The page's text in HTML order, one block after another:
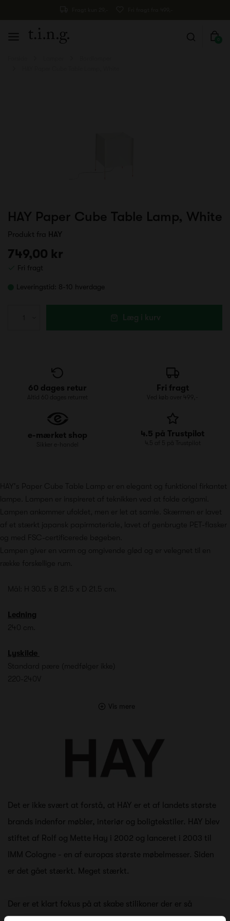
0
HAY Paper Cube Table Lamp, White
Produkt fra HAY
749,00 kr
Fri fragt
Leveringstid: 8-10 hverdage
Læg i kurv
60 dages retur
Altid 60 dages returret
Fri fragt
Ved køb over 499,-
e-mærket shop
Sikker e-handel
4.5 på Trustpilot
4.5 af 5 på Trustpilot
HAY's Paper Cube Table Lamp er en elegant og funktionel firkantet
lampe. Lampen er inspireret af teknikken ved at folde origami.
Lampen ankommer ufoldet, men er let at samle. Skærmen er lavet
af et stærkt japansk papirmateriale, lavet af genbrugte PET-flasker
og med FSC-certificerede bøgeben.
Lampen giver en varm og omgivende glød og er velegnet til en
række forskellige rum.
Mål: H 30.5 x B 21.5 x D 21.5 cm.
Ledning
240 cm.
Lyskilde
Standard pære (medfølger ikke)
220-240V
Vis mere
Det er ikke svært at forstå, at HAY er et af landets største
brands indenfor møbler, interiør og boligtekstiler. HAY blev
stiftet af Rolf og Mette Hay i 2002 og lanceret i 2003 til
IMM Cologne - en af europas største møbelmesser. Siden
er det gået stærkt. Meget stærkt.
Der er et klart fokus på at skabe stilikoner der er så